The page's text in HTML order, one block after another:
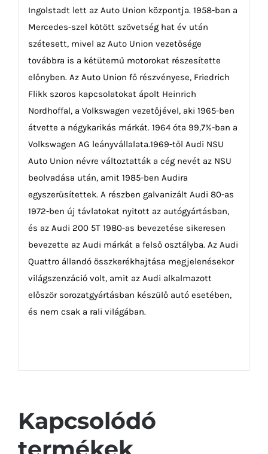
Ingolstadt lett az Auto Union központja. 1958-ban a
Mercedes-szel kötött szövetség hat év után
szétesett, mivel az Auto Union vezetősége
továbbra is a kétütemű motorokat részesítette
előnyben. Az Auto Union fő részvényese, Friedrich
Flikk szoros kapcsolatokat ápolt Heinrich
Nordhoffal, a Volkswagen vezetőjével, aki 1965-ben
átvette a négykarikás márkát. 1964 óta 99,7%-ban a
Volkswagen AG leányvállalata.1969-től Audi NSU
Auto Union névre változtatták a cég nevét az NSU
beolvadása után, amit 1985-ben Audira
egyszerűsítettek. A részben galvanizált Audi 80-as
1972-ben új távlatokat nyitott az autógyártásban,
és az Audi 200 5T 1980-as bevezetése sikeresen
bevezette az Audi márkát a felső osztályba. Az Audi
Quattro állandó összkerékhajtása megjelenésekor
világszenzáció volt, amit az Audi alkalmazott
először sorozatgyártásban készülő autó esetében,
és nem csak a rali világában.
Kapcsolódó